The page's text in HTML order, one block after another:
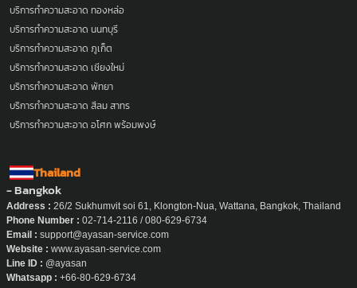
บริการทำความสะอาด ทองหล่อ
บริการทำความสะอาด นนทบุรี
บริการทำความสะอาด ภูเก็ต
บริการทำความสะอาด เชียงใหม่
บริการทำความสะอาด พัทยา
บริการทำความสะอาด สีลม สาทร
บริการทำความสะอาด อโศก พร้อมพงษ์
Thailand
- Bangkok
Address : 26/2 Sukhumvit soi 61, Klongton-Nua, Wattana, Bangkok, Thailand
Phone Number : 02-714-2116 / 080-629-6734
Email : support@ayasan-service.com
Website : www.ayasan-service.com
Line ID : @ayasan
Whatsapp : +66-80-629-6734